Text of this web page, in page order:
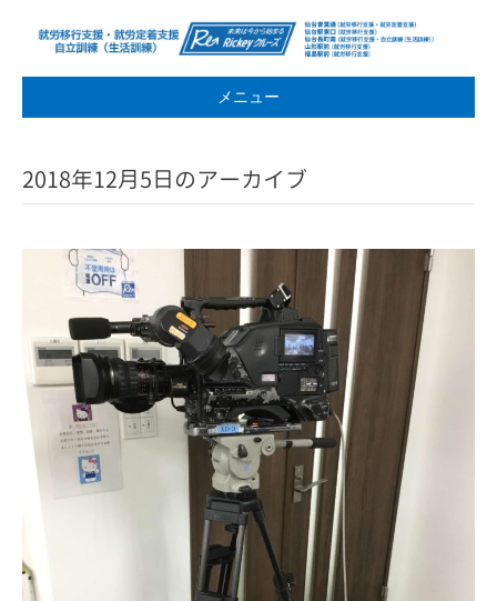
メニュー
2018年12月5日のアーカイブ